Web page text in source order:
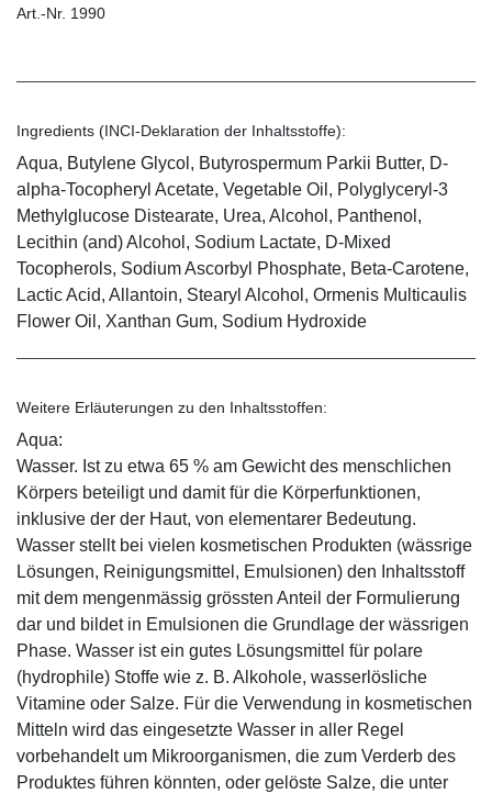
Art.-Nr. 1990
Ingredients (INCI-Deklaration der Inhaltsstoffe):
Aqua, Butylene Glycol, Butyrospermum Parkii Butter, D-
alpha-Tocopheryl Acetate, Vegetable Oil, Polyglyceryl-3
Methylglucose Distearate, Urea, Alcohol, Panthenol,
Lecithin (and) Alcohol, Sodium Lactate, D-Mixed
Tocopherols, Sodium Ascorbyl Phosphate, Beta-Carotene,
Lactic Acid, Allantoin, Stearyl Alcohol, Ormenis Multicaulis
Flower Oil, Xanthan Gum, Sodium Hydroxide
Weitere Erläuterungen zu den Inhaltsstoffen:
Aqua:
Wasser. Ist zu etwa 65 % am Gewicht des menschlichen
Körpers beteiligt und damit für die Körperfunktionen,
inklusive der der Haut, von elementarer Bedeutung.
Wasser stellt bei vielen kosmetischen Produkten (wässrige
Lösungen, Reinigungsmittel, Emulsionen) den Inhaltsstoff
mit dem mengenmässig grössten Anteil der Formulierung
dar und bildet in Emulsionen die Grundlage der wässrigen
Phase. Wasser ist ein gutes Lösungsmittel für polare
(hydrophile) Stoffe wie z. B. Alkohole, wasserlösliche
Vitamine oder Salze. Für die Verwendung in kosmetischen
Mitteln wird das eingesetzte Wasser in aller Regel
vorbehandelt um Mikroorganismen, die zum Verderb des
Produktes führen könnten, oder gelöste Salze, die unter